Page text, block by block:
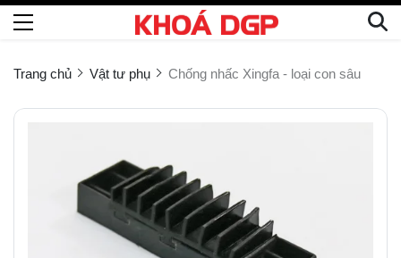
Trang chủ Vật tư phụ Chống nhấc Xingfa - loại con sâu